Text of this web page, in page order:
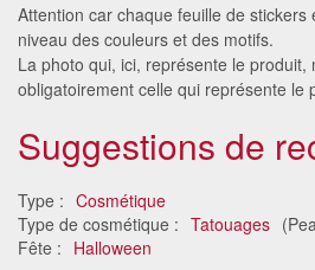
Attention car chaque feuille de stickers
niveau des couleurs et des motifs.
La photo qui, ici, représente le produit,
obligatoirement celle qui représente le
Suggestions de
Type : Cosmétique
Type de cosmétique : Tatouages
Fête : Halloween